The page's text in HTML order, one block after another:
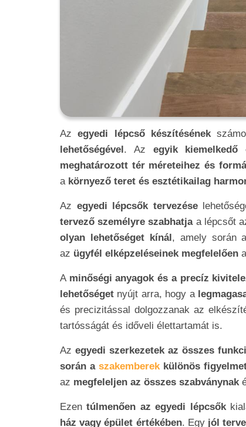
Az egyedi lépcső készítésének
lehetőségével . Az egyik kiemelkedő
meghatározott tér méreteihez és
akörnyező teret és esztétikailag
Az egyedi lépcsők tervezése
tervező személyre szabhatjaa lépcsőt
olyan lehetőséget kínál , amely során
az ügyfél elképzeléseinek megfelelően
A minőségi anyagok és a precíz
lehetőséget nyújt arra, hogy a
és precizitással dolgozzanak az
tartósságát és időveli élettartamát is.
Az egyedi szerkezetek az összes
során a szakemberek különös
az megfeleljen az összes szabványnak
Ezentúlmenően az egyedi lépcsők
ház vagy épület értékében. Egyjól